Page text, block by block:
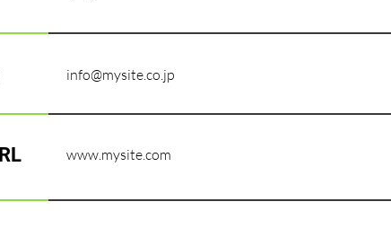
info@mysite.co.jp
www.mysite.com